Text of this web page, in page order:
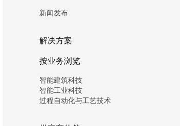
新闻发布
解决方案
按业务浏览
智能建筑科技
智能工业科技
过程自动化与工艺技术